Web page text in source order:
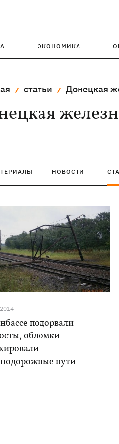
ЭКОНОМИКА
статьи Донецкая
НОВОСТИ
подорвали
обломки
пути